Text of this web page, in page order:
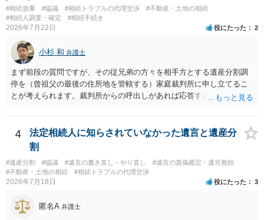
様の意に反する遺産分割協議を行う実益が誰にあったかの立証が困難
であること からすると、実際に遺産分割協議の効力が否定される可能
性はそれほど高くない（立証のハードルは非常に高い）ということが
言えると思います。
#相続放棄 #協議 #相続トラブルの代理交渉
#不動産・土地の相続
#相続人調査・確定
#相続手続き
2026年7月22日 役にたった 2
小杉 和 弁護士
まず前段の質問ですが、その従兄弟の方々を相手方とする遺産分割調
停を（曾祖父の最後の住所地を管轄する）家庭裁判所に申し立てるこ
とが考えられます。裁判所からの呼出しがあれば応答する可能性がま
能と思われます。時間が思った以上にないので必要書類をてきぱきと
揃える必要があります。その点是非御注意ください。
4
法定相続人に知らされていなかった遺言と遺産分
割
#遺産分割 #協議 #遺言の書き直し・やり直し
#遺言の真偽鑑定・遺言無効
#不動産・土地の相続
#相続トラブルの代理交渉
2026年7月18日 役にたった 3
匿名A 弁護士